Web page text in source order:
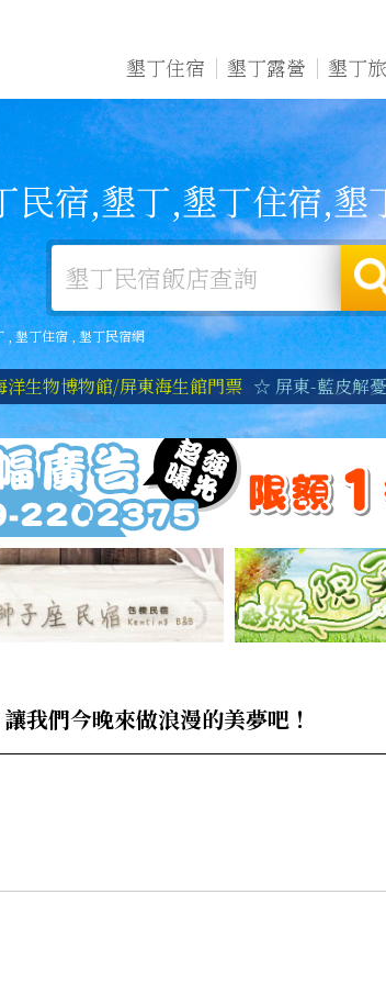
墾丁住宿 墾丁露營 墾丁
民宿,墾丁,墾丁住宿,墾
, 墾丁住宿,墾丁民宿網
生物博物館/屏東海生館門票 ☆ 屏東-藍皮解
我們今晚來做浪漫的美夢吧！